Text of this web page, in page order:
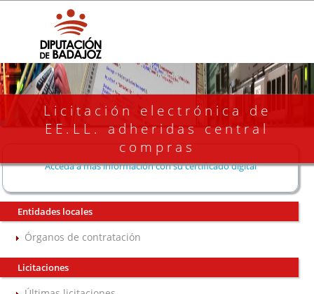
Licitación electrónica de
EE.LL. adheridas central
compras
Acceda a más información con su certificado digital
Entidades locales
Órganos de contratación
Licitaciones